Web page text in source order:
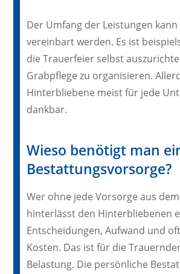
Der Umfang der Leistungen
vereinbart werden. Es ist
die Trauerfeier selbst
Grabpflege zu organisieren.
Hinterbliebene meist für jede
dankbar.
Wieso benötigt man
Bestattungsvorsorge?
Wer ohne jede Vorsorge aus
hinterlässt den Hinterbliebenen
Entscheidungen, Aufwand und
Kosten. Das ist für die
Belastung. Die persönliche